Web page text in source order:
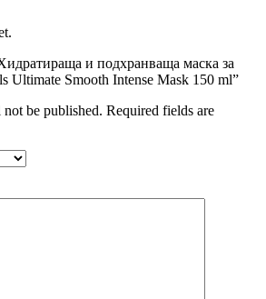
и подхранваща маска за
Ultimate Smooth Intense Mask 150 ml”
be published. Required fields are